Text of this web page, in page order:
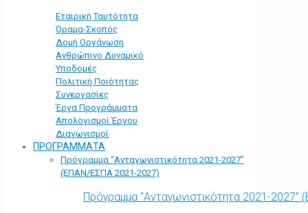
Εταιρική Ταυτότητα
Όραμα-Σκοπός
Δομή Οργάνωση
Ανθρώπινο Δυναμικό
Υποδομές
Πολιτική Ποιότητας
Συνεργασίες
Έργα Προγράμματα
Απολογισμοί Έργου
Διαγωνισμοί
ΠΡΟΓΡΑΜΜΑΤΑ
Πρόγραμμα “Ανταγωνιστικότητα 2021-2027”
(ΕΠΑΝ/ΕΣΠΑ 2021-2027)
Πρόγραμμα "Ανταγωνιστικότητα 2021-